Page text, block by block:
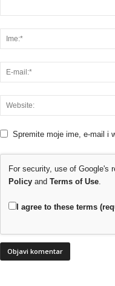
Spremite moje ime, e-mail i
For security, use of Google's
Policyand Terms of Use.
I agree to these terms